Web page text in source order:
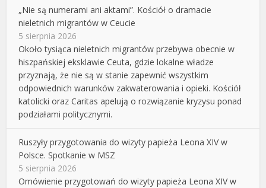
„Nie są numerami ani aktami”. Kościół o dramacie
nieletnich migrantów w Ceucie
5 sierpnia 2026
Około tysiąca nieletnich migrantów przebywa obecnie w
hiszpańskiej eksklawie Ceuta, gdzie lokalne władze
przyznają, że nie są w stanie zapewnić wszystkim
odpowiednich warunków zakwaterowania i opieki. Kościół
katolicki oraz Caritas apelują o rozwiązanie kryzysu ponad
podziałami politycznymi.
Ruszyły przygotowania do wizyty papieża Leona XIV w
Polsce. Spotkanie w MSZ
5 sierpnia 2026
Omówienie przygotowań do wizyty papieża Leona XIV w